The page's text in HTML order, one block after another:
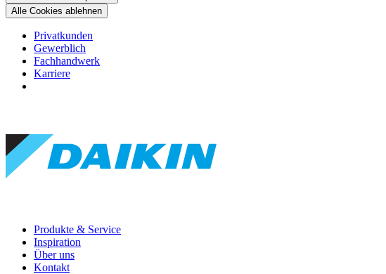
Alle Cookies ablehnen
Privatkunden
Gewerblich
Fachhandwerk
Karriere
Produkte & Service
Inspiration
Über uns
Kontakt